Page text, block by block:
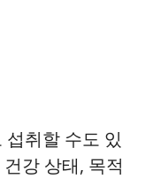
취할 수도 있
강 상태, 목적